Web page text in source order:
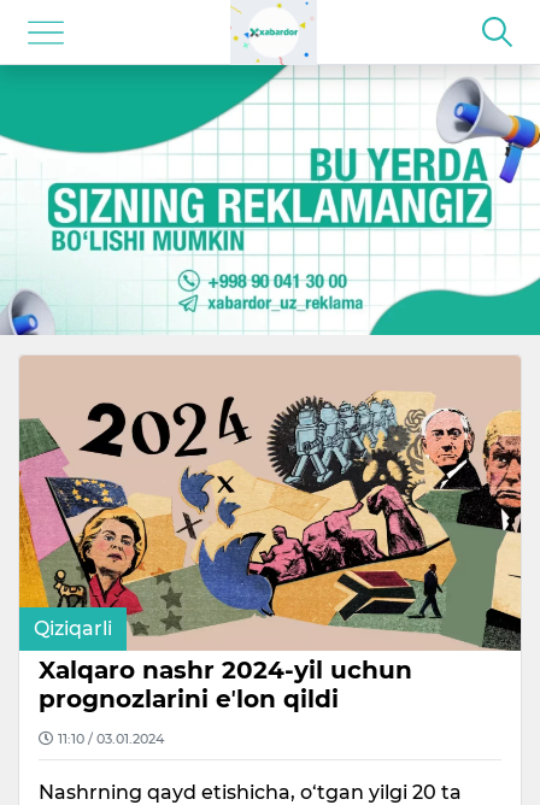
Qiziqarli
Xalqaro nashr 2024-yil uchun
prognozlarini eʼlon qildi
11:10 / 03.01.2024
Nashrning qayd etishicha, o‘tgan yilgi 20 ta